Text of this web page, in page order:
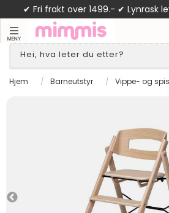
✔ Fri frakt over 1499.- ✔ Lynrask
MENY
Hjem / Barneutstyr / Vippe- og